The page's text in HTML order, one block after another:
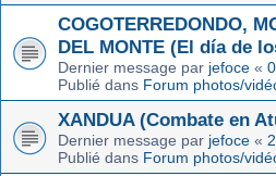
COGOTERREDONDO,
DEL MONTE (El día de
Dernier message par jefoce «
Publié dans Forum photos/
XANDUA (Combate en
Dernier message par jefoce «
Publié dans Forum photos/